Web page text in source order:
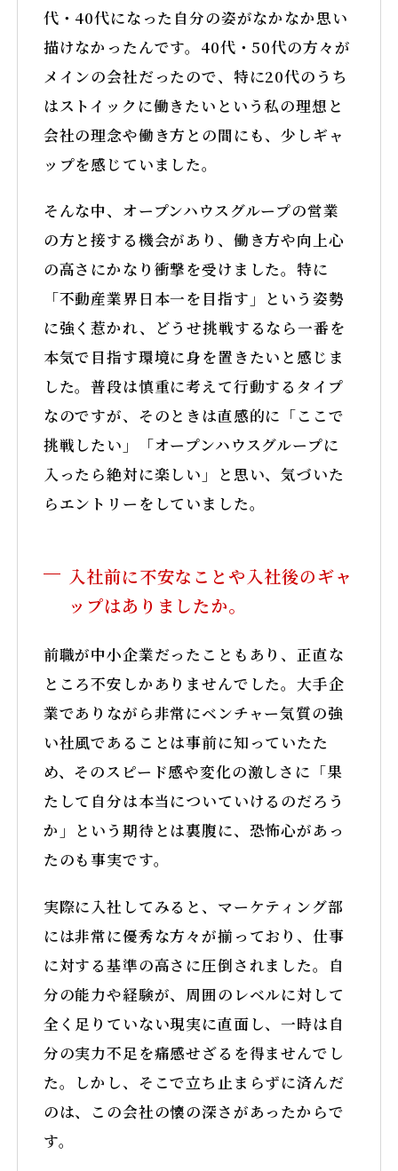
代・40代になった自分の姿がなかなか思い
描けなかったんです。40代・50代の方々が
メインの会社だったので、特に20代のうち
はストイックに働きたいという私の理想と
会社の理念や働き方との間にも、少しギャ
ップを感じていました。
そんな中、オープンハウスグループの営業
の方と接する機会があり、働き方や向上心
の高さにかなり衝撃を受けました。特に
「不動産業界日本一を目指す」という姿勢
に強く惹かれ、どうせ挑戦するなら一番を
本気で目指す環境に身を置きたいと感じま
した。普段は慎重に考えて行動するタイプ
なのですが、そのときは直感的に「ここで
挑戦したい」「オープンハウスグループに
入ったら絶対に楽しい」と思い、気づいた
らエントリーをしていました。
入社前に不安なことや入社後のギャ
ップはありましたか。
前職が中小企業だったこともあり、正直な
ところ不安しかありませんでした。大手企
業でありながら非常にベンチャー気質の強
い社風であることは事前に知っていたた
め、そのスピード感や変化の激しさに「果
たして自分は本当についていけるのだろう
か」という期待とは裏腹に、恐怖心があっ
たのも事実です。
実際に入社してみると、マーケティング部
には非常に優秀な方々が揃っており、仕事
に対する基準の高さに圧倒されました。自
分の能力や経験が、周囲のレベルに対して
全く足りていない現実に直面し、一時は自
分の実力不足を痛感せざるを得ませんでし
た。しかし、そこで立ち止まらずに済んだ
のは、この会社の懐の深さがあったからで
す。